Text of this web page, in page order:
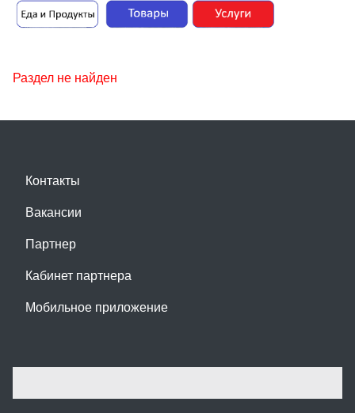
Раздел не найден
Контакты
Вакансии
Партнер
Кабинет партнера
Мобильное приложение